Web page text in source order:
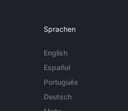
Sprachen
English
Español
Português
Deutsch